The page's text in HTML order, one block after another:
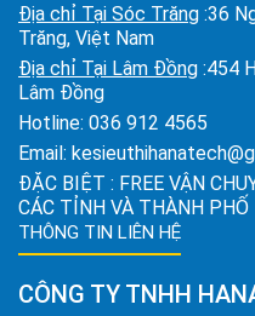
Địa chỉ Tại Sóc Trăng :36
Trăng, Việt Nam
Địa chỉ Tại Lâm Đồng :454
Lâm Đồng
Hotline: 036 912 4565
Email:
ĐẶC BIỆT : FREE VẬN
CÁC TỈNH VÀ THÀNH PHỐ
THÔNG TIN LIÊN HỆ
CÔNG TY TNHH